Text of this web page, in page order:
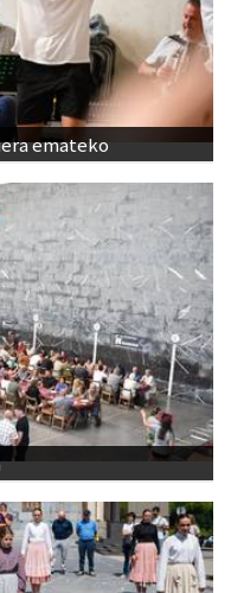
emateko